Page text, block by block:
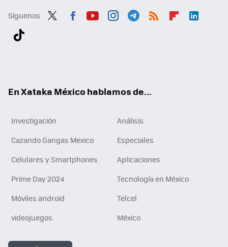
Síguenos
En Xataka México hablamos de...
Investigación
Análisis
Cazando Gangas Mexico
Especiales
Celulares y Smartphones
Aplicaciones
Prime Day 2024
Tecnología en México
Móviles android
Telcel
videojuegos
México